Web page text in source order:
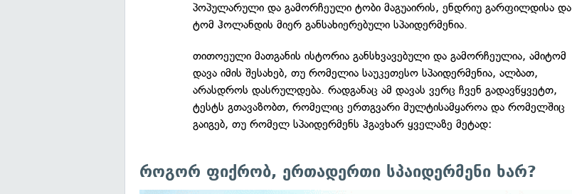
პოპულარული და გამორჩეული ტობი მაგუაირის, ენდრიუ გარფილდისა და
ტომ ჰოლანდის მიერ განსახიერებული სპაიდერმენია.
თითოეული მათგანის ისტორია განსხვავებული და გამორჩეულია, ამიტომ
დავა იმის შესახებ, თუ რომელია საუკეთესო სპაიდერმენია, ალბათ,
არასდროს დასრულდება. რადგანაც ამ დავას ვერც ჩვენ გადავწყვეტთ,
ტესტს გთავაზობთ, რომელიც ერთგვარი მულტისამყაროა და რომელშიც
გაიგებ, თუ რომელ სპაიდერმენს ჰგავხარ ყველაზე მეტად:
როგორ ფიქრობ, ერთადერთი სპაიდერმენი ხარ?